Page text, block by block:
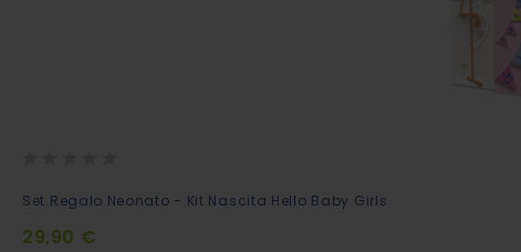
Set Regalo Neonato - Kit Nascita Hello Baby Girls
29,90 €